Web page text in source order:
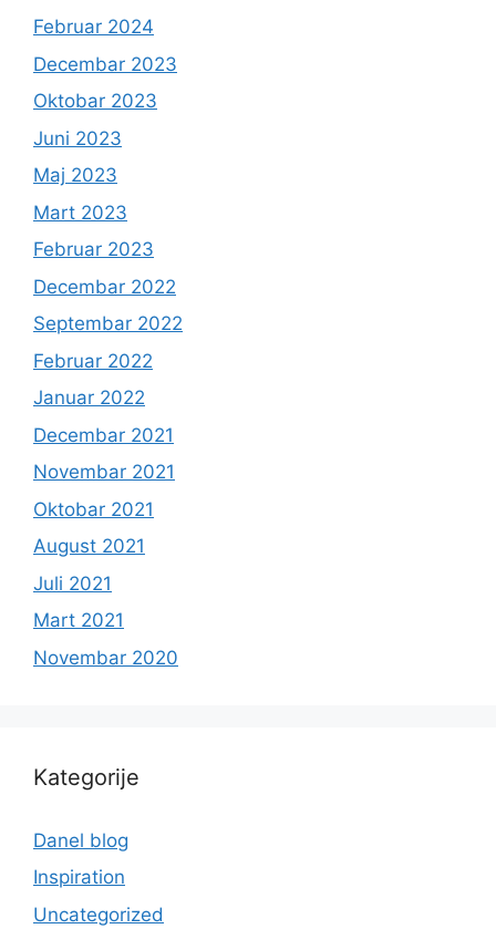
Februar 2024
Decembar 2023
Oktobar 2023
Juni 2023
Maj 2023
Mart 2023
Februar 2023
Decembar 2022
Septembar 2022
Februar 2022
Januar 2022
Decembar 2021
Novembar 2021
Oktobar 2021
August 2021
Juli 2021
Mart 2021
Novembar 2020
Kategorije
Danel blog
Inspiration
Uncategorized